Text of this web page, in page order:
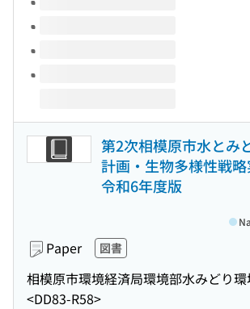
第2次相模原市水とみ
計画・生物多様性戦
令和6年度版
Paper 図書
相模原市環境経済局環境部水みどり
<DD83-R58>